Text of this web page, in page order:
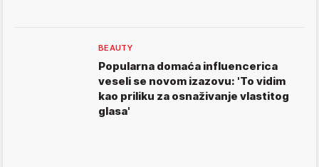
BEAUTY
Popularna domaća influencerica
veseli se novom izazovu: 'To vidim
kao priliku za osnaživanje vlastitog
glasa'